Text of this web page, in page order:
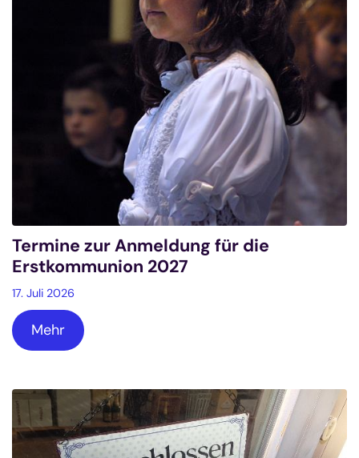
Termine zur Anmeldung für die
Erstkommunion 2027
17. Juli 2026
Mehr